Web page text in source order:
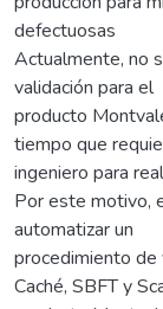
defectuosas
Actualmente, no
validación para el
producto
tiempo que
ingeniero para
Por este motivo,
automatizar un
procedimiento de
Caché, SBFT y